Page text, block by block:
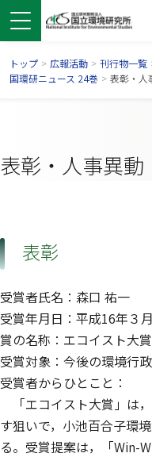
トップ > 広報活動 > 刊行物一覧
国環研ニュース 24巻 > 表彰・人
表彰・人事異動
表彰
受賞者氏名：森口 祐一
受賞年月日：平成16年３
賞の名称：エコイスト大
受賞対象：今後の環境行
受賞者からひとこと：
「エコイスト大賞」は
す狙いで，小池百合子環
る。受賞提案は，「Win-